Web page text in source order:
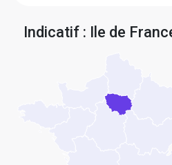
Indicatif : Ile de